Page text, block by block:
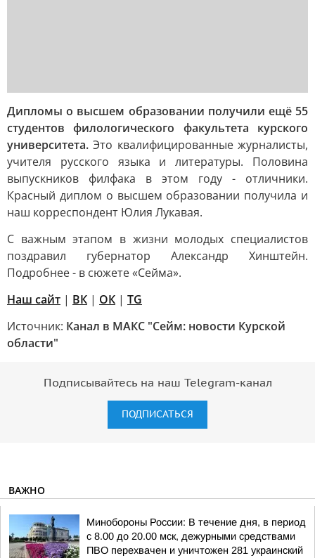
Дипломы о высшем образовании получили ещё 55
студентов филологического факультета курского
университета. Это квалифицированные журналисты,
учителя русского языка и литературы. Половина
выпускников филфака в этом году - отличники.
Красный диплом о высшем образовании получила и
наш корреспондент Юлия Лукавая.
С важным этапом в жизни молодых специалистов
поздравил губернатор Александр Хинштейн.
Подробнее - в сюжете «Сейма».
Наш сайт | ВК | ОК | TG
Источник: Канал в МАКС "Сейм: новости Курской
области"
Подписывайтесь на наш Telegram-канал
ПОДПИСАТЬСЯ
ВАЖНО
Минобороны России: В течение дня, в период
с 8.00 до 20.00 мск, дежурными средствами
ПВО перехвачен и уничтожен 281 украинский